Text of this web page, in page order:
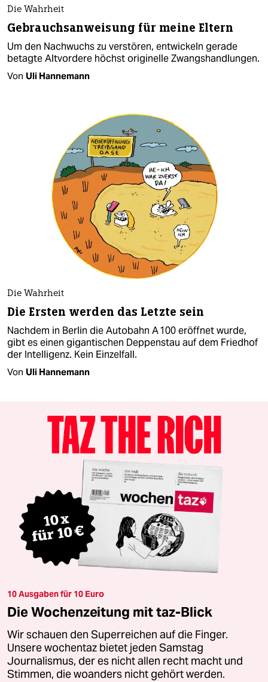
Die Wahrheit
Gebrauchsanweisung für meine Eltern
Um den Nachwuchs zu verstören, entwickeln gerade
betagte Altvordere höchst originelle Zwangshandlungen.
Von Uli Hannemann
Die Wahrheit
Die Ersten werden das Letzte sein
Nachdem in Berlin die Autobahn A 100 eröffnet wurde,
gibt es einen gigantischen Deppenstau auf dem Friedhof
der Intelligenz. Kein Einzelfall.
Von Uli Hannemann
10 Ausgaben für 10 Euro
Die Wochenzeitung mit taz-Blick
Wir schauen den Superreichen auf die Finger.
Unsere wochentaz bietet jeden Samstag
Journalismus, der es nicht allen recht macht und
Stimmen, die woanders nicht gehört werden.